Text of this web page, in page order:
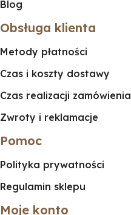
Blog
Obsługa klienta
Metody płatności
Czas i koszty dostawy
Czas realizacji zamówienia
Zwroty i reklamacje
Pomoc
Polityka prywatności
Regulamin sklepu
Moje konto